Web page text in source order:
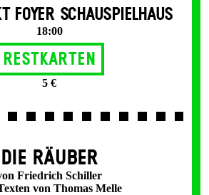
FOYER SCHAUSPIELHAUS
18:00
Restkarten
5 €
DIE RÄUBER
Friedrich Schiller
von Thomas Melle